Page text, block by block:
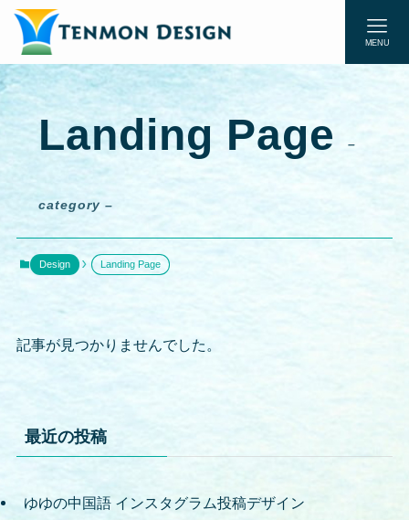
MENU
Landing Page –
category –
Design Landing Page
記事が見つかりませんでした。
最近の投稿
ゆゆの中国語 インスタグラム投稿デザイン